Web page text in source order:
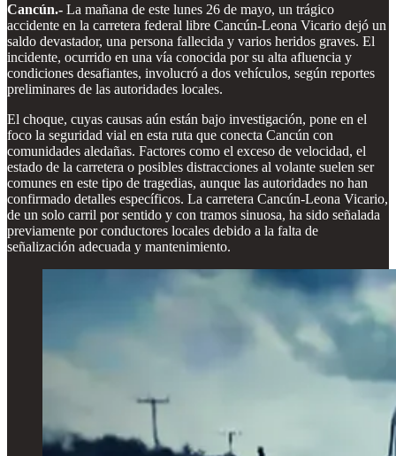
Cancún.- La mañana de este lunes 26 de mayo, un trágico
accidente en la carretera federal libre Cancún-Leona Vicario dejó un
saldo devastador, una persona fallecida y varios heridos graves. El
incidente, ocurrido en una vía conocida por su alta afluencia y
condiciones desafiantes, involucró a dos vehículos, según reportes
preliminares de las autoridades locales.
El choque, cuyas causas aún están bajo investigación, pone en el
foco la seguridad vial en esta ruta que conecta Cancún con
comunidades aledañas. Factores como el exceso de velocidad, el
estado de la carretera o posibles distracciones al volante suelen ser
comunes en este tipo de tragedias, aunque las autoridades no han
confirmado detalles específicos. La carretera Cancún-Leona Vicario,
de un solo carril por sentido y con tramos sinuosa, ha sido señalada
previamente por conductores locales debido a la falta de
señalización adecuada y mantenimiento.